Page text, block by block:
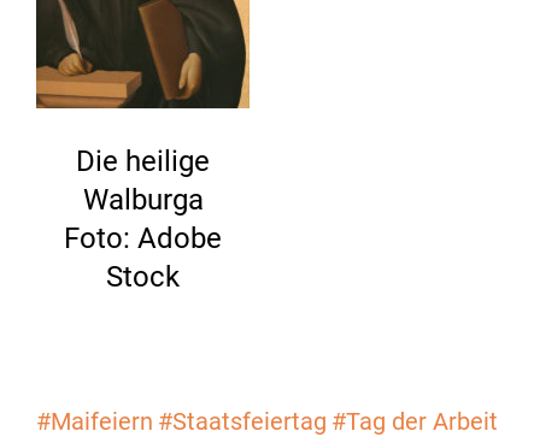
Die heilige
Walburga
Foto: Adobe
Stock
#Maifeiern #Staatsfeiertag #Tag der Arbeit